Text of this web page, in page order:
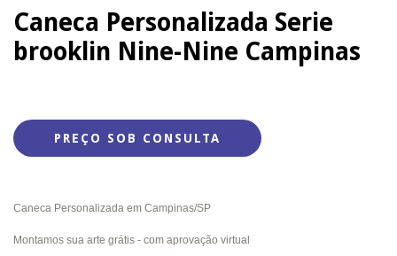
Caneca Personalizada Serie
brooklin Nine-Nine Campinas
Caneca Personalizada em Campinas/SP
Montamos sua arte grátis - com aprovação virtual